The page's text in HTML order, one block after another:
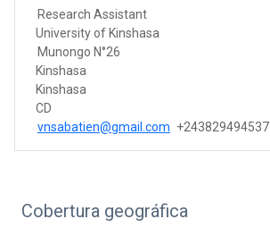
Research Assistant
University of Kinshasa
Munongo N°26
Kinshasa
Kinshasa
CD
vnsabatien@gmail.com +243829494537
Cobertura geográfica